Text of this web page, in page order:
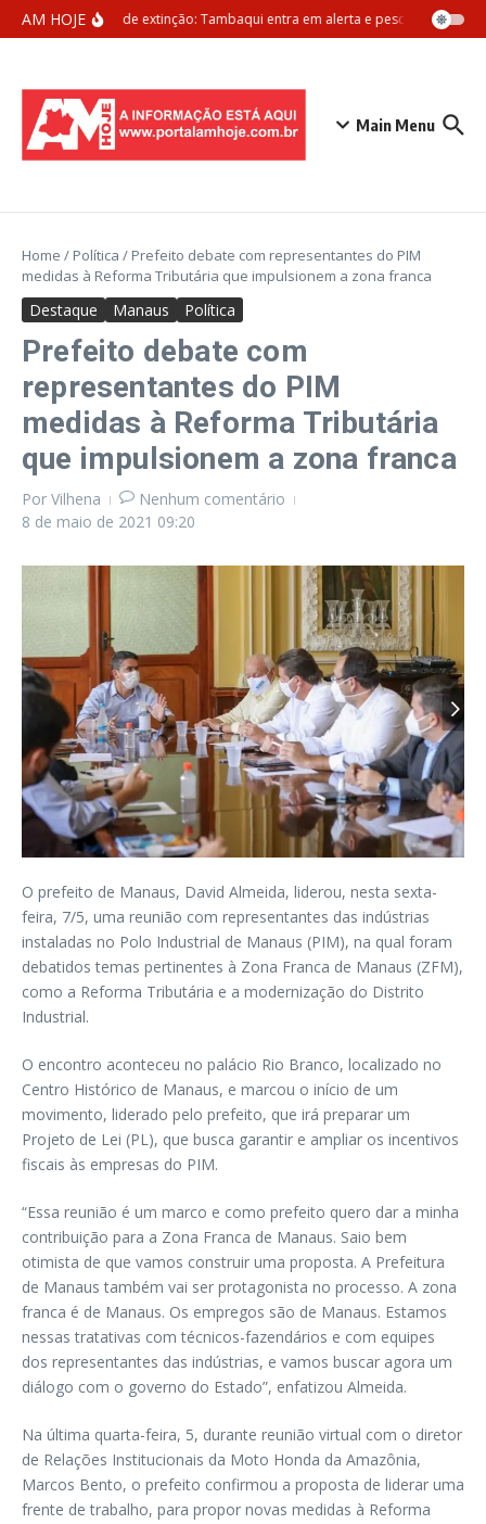
Ir para o conteúdo
AM HOJEAmeaça de extinção: Tambaqui entra em alerta e pesca pode ser
Main Menu
Home / Política / Prefeito debate com representantes do PIM
medidas à Reforma Tributária que impulsionem a zona franca
Destaque Manaus Política
Prefeito debate com
representantes do PIM
medidas à Reforma Tributária
que impulsionem a zona franca
Por Vilhena
Nenhum comentário
8 de maio de 2021 09:20
O prefeito de Manaus, David Almeida, liderou, nesta sexta-
feira, 7/5, uma reunião com representantes das indústrias
instaladas no Polo Industrial de Manaus (PIM), na qual foram
debatidos temas pertinentes à Zona Franca de Manaus (ZFM),
como a Reforma Tributária e a modernização do Distrito
Industrial.
O encontro aconteceu no palácio Rio Branco, localizado no
Centro Histórico de Manaus, e marcou o início de um
movimento, liderado pelo prefeito, que irá preparar um
Projeto de Lei (PL), que busca garantir e ampliar os incentivos
fiscais às empresas do PIM.
“Essa reunião é um marco e como prefeito quero dar a minha
contribuição para a Zona Franca de Manaus. Saio bem
otimista de que vamos construir uma proposta. A Prefeitura
de Manaus também vai ser protagonista no processo. A zona
franca é de Manaus. Os empregos são de Manaus. Estamos
nessas tratativas com técnicos-fazendários e com equipes
dos representantes das indústrias, e vamos buscar agora um
diálogo com o governo do Estado”, enfatizou Almeida.
Na última quarta-feira, 5, durante reunião virtual com o diretor
de Relações Institucionais da Moto Honda da Amazônia,
Marcos Bento, o prefeito confirmou a proposta de liderar uma
frente de trabalho, para propor novas medidas à Reforma